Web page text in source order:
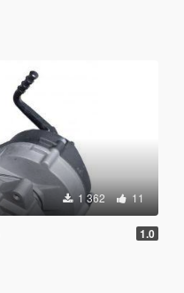
1 362 11
1.0